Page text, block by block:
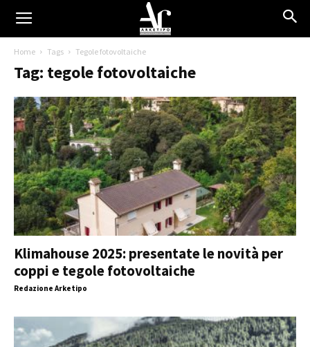
Home Tags Tegole fotovoltaiche
Tag: tegole fotovoltaiche
Klimahouse 2025: presentate le novità per
coppi e tegole fotovoltaiche
Redazione Arketipo